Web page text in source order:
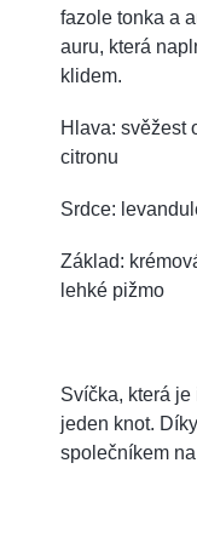
fazole tonka a
auru, která
klidem.
Hlava: svěžest
citronu
Srdce:
Základ:
lehké pižmo
Svíčka, která
jeden knot.
společníkem